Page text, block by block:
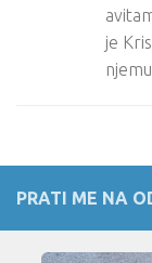
je
PRATI ME NA